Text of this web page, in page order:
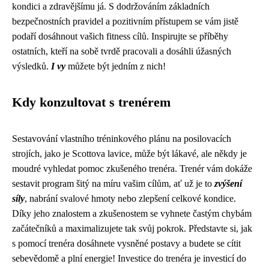
kondici a zdravějšímu já. S dodržováním základních
bezpečnostních pravidel a pozitivním přístupem se vám jistě
podaří dosáhnout vašich fitness cílů. Inspirujte se příběhy
ostatních, kteří na sobě tvrdě pracovali a dosáhli úžasných
výsledků. I vy můžete být jedním z nich!
Kdy konzultovat s trenérem
Sestavování vlastního tréninkového plánu na posilovacích
strojích, jako je Scottova lavice, může být lákavé, ale někdy je
moudré vyhledat pomoc zkušeného trenéra. Trenér vám dokáže
sestavit program šitý na míru vašim cílům, ať už je to zvýšení
síly, nabrání svalové hmoty nebo zlepšení celkové kondice.
Díky jeho znalostem a zkušenostem se vyhnete častým chybám
začátečníků a maximalizujete tak svůj pokrok. Představte si, jak
s pomocí trenéra dosáhnete vysněné postavy a budete se cítit
sebevědomě a plní energie! Investice do trenéra je investicí do